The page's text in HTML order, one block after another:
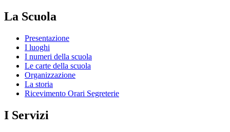
La Scuola
Presentazione
I luoghi
I numeri della scuola
Le carte della scuola
Organizzazione
La storia
Ricevimento Orari Segreterie
I Servizi